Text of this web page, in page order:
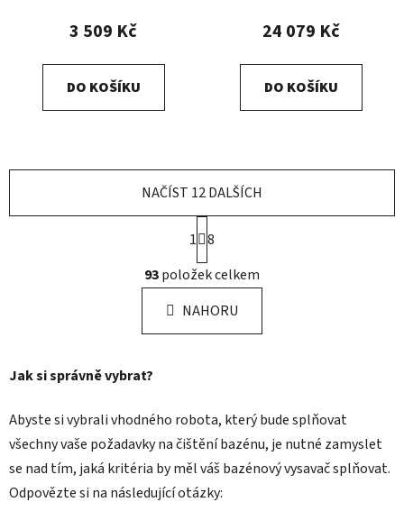
3 509 Kč
DO KOŠÍKU
24 079 Kč
DO KOŠÍKU
O
v
l
á
d
p
r
v
k
y
NAČÍST 12 DALŠÍCH
S
t
r
á
n
k
1 8
93položek celkem
NAHORU
Jak si správně vybrat?
Abyste si vybrali vhodného robota, který bude splňovat
všechny vaše požadavky na čištění bazénu, je nutné zamyslet
se nad tím, jaká kritéria by měl váš bazénový vysavač splňovat.
Odpovězte si na následující otázky: